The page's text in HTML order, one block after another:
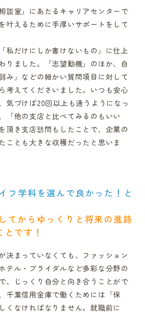
談室」にあたるキャリアセンターで
叶えるために手厚いサポートをして
私だけにしか書けないもの」に仕上
りました。「志望動機」のほか、自
み」などの細かい質問項目に対して
考えてくださいました。いつも安心
気づけば20回以上も通うようになっ
「他の支店と比べてみるのもいい
頂き支店訪問もしたことで、企業の
ことも大きな収穫だったと思いま
フ学科を選んで良かった！と
てからゆっくりと将来の進路
です！
決まっていなくても、ファッション
テル・ブライダルなど多彩な分野の
、じっくり自分と向き合うことがで
千葉信用金庫で働くためには「保
くなければなりません。就職前に